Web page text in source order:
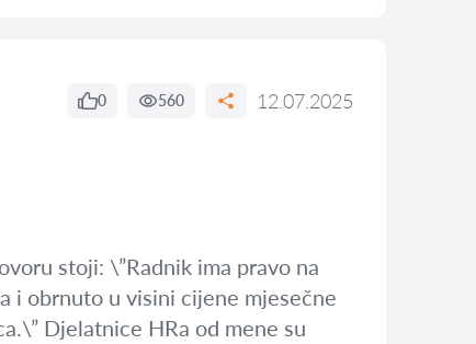
0 560 12.07.2025
stoji: \”Radnik ima pravo na
i obrnuto u visini cijene mjesečne
Djelatnice HRa od mene su